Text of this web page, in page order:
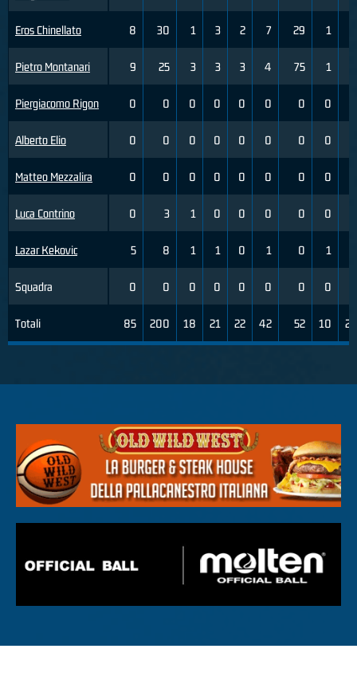
Eros Chinellato
Pietro Montanari
Piergiacomo Rigon
Alberto Elio
Matteo Mezzalira
Luca Contrino
Lazar Kekovic
Squadra
Totali
8 30 1 3 2 7 29 1
9 25 3 3 3 4 75 1
0 0 0 0 0 0 0 0
0 0 0 0 0 0 0 0
0 0 0 0 0 0 0 0
0 3 1 0 0 0 0 0
5 8 1 1 0 1 0 1
0 0 0 0 0 0 0 0
85 200 18 21 22 42 52 10 27